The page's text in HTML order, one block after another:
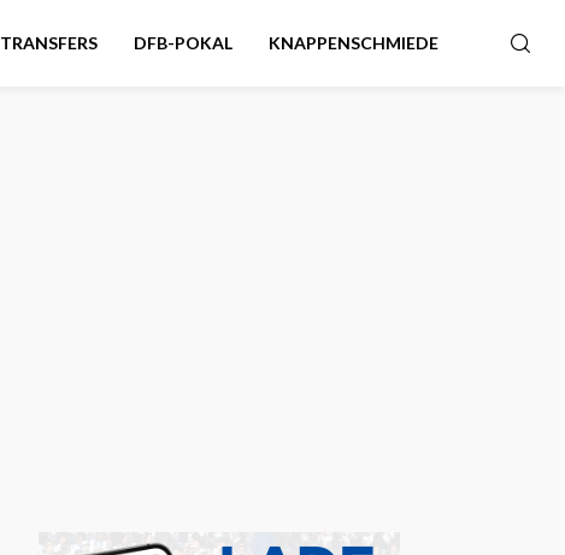
TRANSFERS DFB-POKAL KNAPPENSCHMIEDE